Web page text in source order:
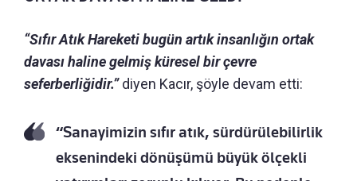
“Sıfır Atık Hareketi bugün artık insanlığın ortak
davası haline gelmiş küresel bir çevre
seferberliğidir.”diyen Kacır, şöyle devam etti:
“Sanayimizin sıfır atık, sürdürülebilirlik
eksenindeki dönüşümü büyük ölçekli